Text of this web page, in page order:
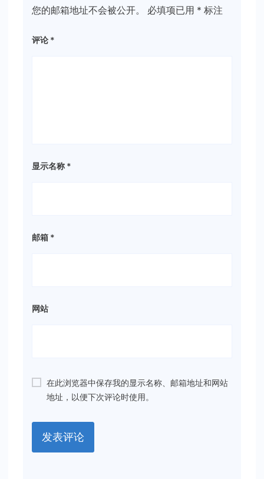
您的邮箱地址不会被公开。 必填项已用 * 标注
评论 *
显示名称 *
邮箱 *
网站
在此浏览器中保存我的显示名称、邮箱地址和网站
地址，以便下次评论时使用。